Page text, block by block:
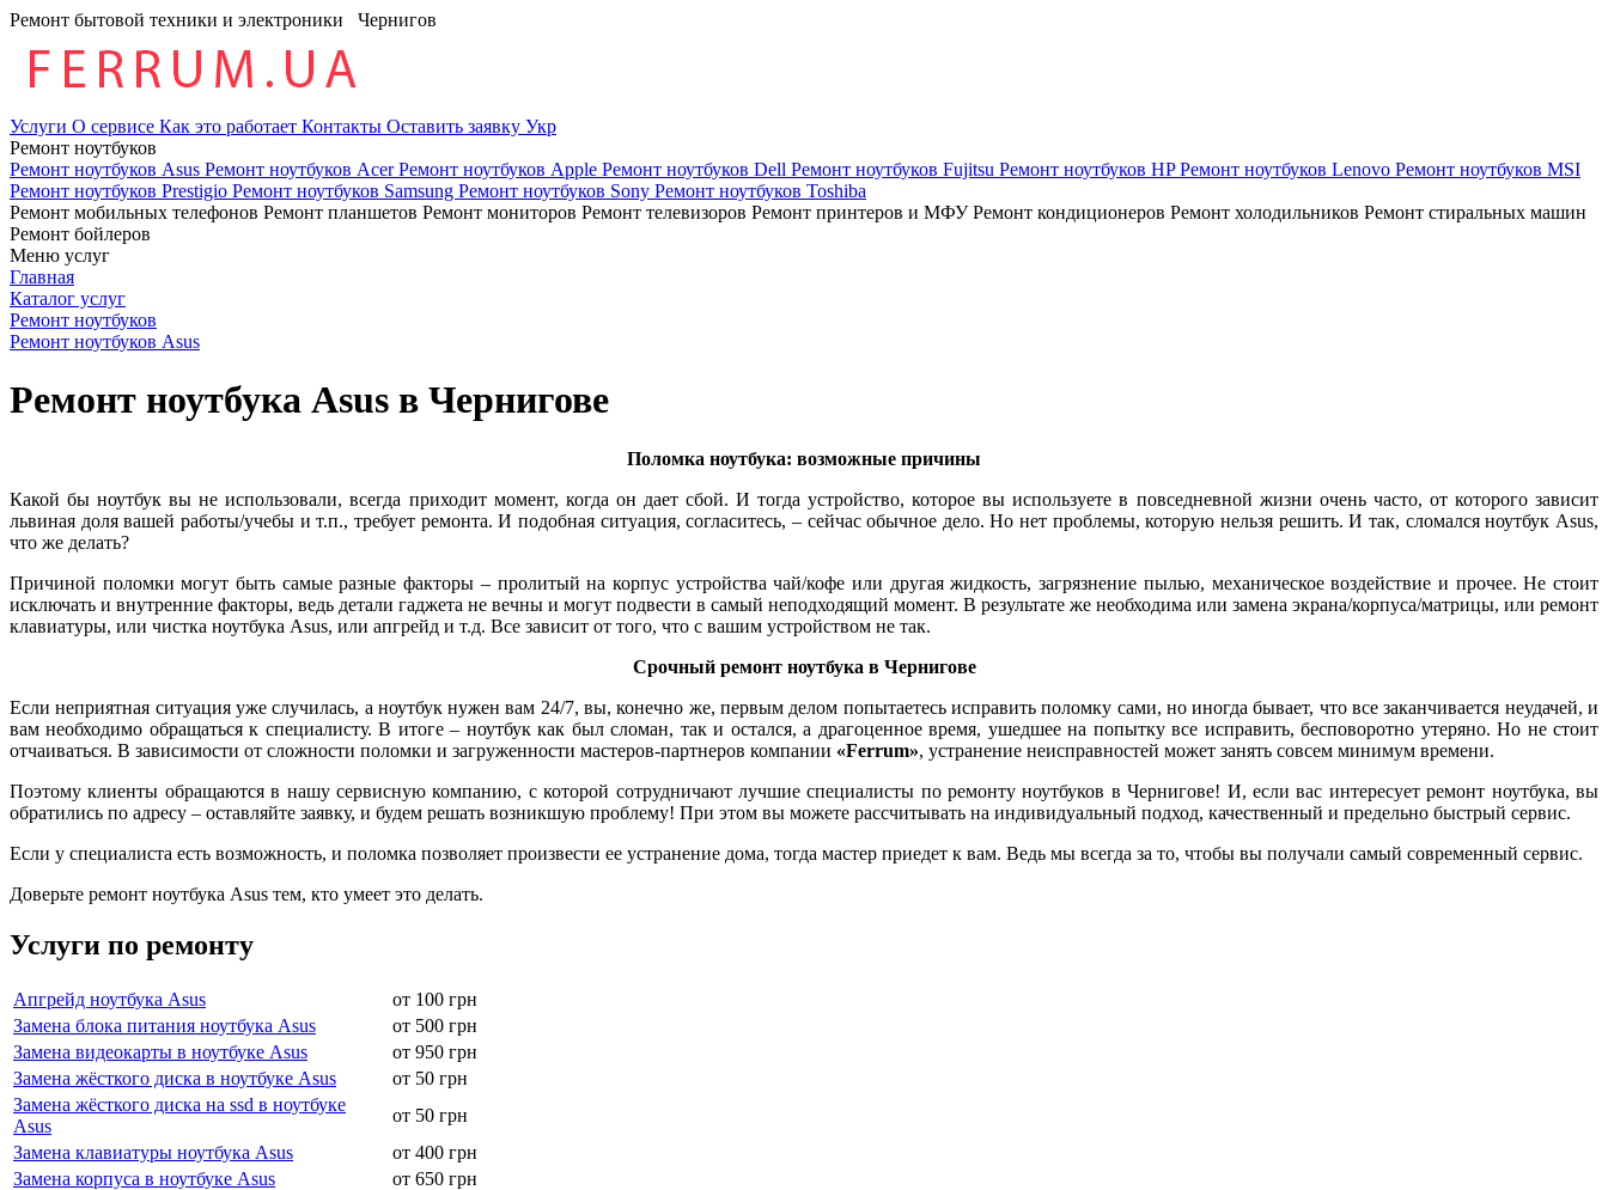
Ремонт бытовой техники и электроники Чернигов
Услуги О сервисе Как это работает Контакты Оставить заявку Укр
Ремонт ноутбуков
Ремонт ноутбуков Asus Ремонт ноутбуков AcerРемонт ноутбуков Apple Ремонт ноутбуков Dell Ремонт ноутбуков Fujitsu Ремонт ноутбуков HPРемонт ноутбуков Lenovo Ремонт ноутбуков MSI
Ремонт ноутбуков Prestigio Ремонт ноутбуков Samsung Ремонт ноутбуков Sony Ремонт ноутбуков Toshiba
Ремонт мобильных телефонов Ремонт планшетов Ремонт мониторов Ремонт телевизоров Ремонт принтеров и МФУРемонт кондиционеров Ремонт холодильников Ремонт стиральных машин
Ремонт бойлеров
Меню услуг
Главная
Каталог услуг
Ремонт ноутбуков
Ремонт ноутбуков Asus
Ремонт ноутбука Asus в Чернигове
Поломка ноутбука: возможные причины
Какой бы ноутбук вы не использовали, всегда приходит момент, когда он дает сбой. И тогда устройство, которое вы используете в повседневной жизни очень часто, от которого зависит
львиная доля вашей работы/учебы и т.п., требует ремонта. И подобная ситуация, согласитесь, – сейчас обычное дело. Но нет проблемы, которую нельзя решить. И так, сломался ноутбук Asus,
что же делать?
Причиной поломки могут быть самые разные факторы – пролитый на корпус устройства чай/кофе или другая жидкость, загрязнение пылью, механическое воздействие и прочее. Не стоит
исключать и внутренние факторы, ведь детали гаджета не вечны и могут подвести в самый неподходящий момент. В результате же необходима или замена экрана/корпуса/матрицы, или ремонт
клавиатуры, или чистка ноутбука Asus, или апгрейд и т.д. Все зависит от того, что с вашим устройством не так.
Срочный ремонт ноутбука в Чернигове
Если неприятная ситуация уже случилась, а ноутбук нужен вам 24/7, вы, конечно же, первым делом попытаетесь исправить поломку сами, но иногда бывает, что все заканчивается неудачей, и
вам необходимо обращаться к специалисту. В итоге – ноутбук как был сломан, так и остался, а драгоценное время, ушедшее на попытку все исправить, бесповоротно утеряно. Но не стоит
отчаиваться. В зависимости от сложности поломки и загруженности мастеров-партнеров компании «Ferrum», устранение неисправностей может занять совсем минимум времени.
Поэтому клиенты обращаются в нашу сервисную компанию, с которой сотрудничают лучшие специалисты по ремонту ноутбуков в Чернигове! И, если вас интересует ремонт ноутбука, вы
обратились по адресу – оставляйте заявку, и будем решать возникшую проблему! При этом вы можете рассчитывать на индивидуальный подход, качественный и предельно быстрый сервис.
Если у специалиста есть возможность, и поломка позволяет произвести ее устранение дома, тогда мастер приедет к вам. Ведь мы всегда за то, чтобы вы получали самый современный сервис.
Доверьте ремонт ноутбука Asus тем, кто умеет это делать.
Услуги по ремонту
Апгрейд ноутбука Asus
от 100 грн
Замена блока питания ноутбука Asus
от 500 грн
Замена видеокарты в ноутбуке Asus
от 950 грн
Замена жёсткого диска в ноутбуке Asus
от 50 грн
Замена жёсткого диска на ssd в ноутбуке
Asus
от 50 грн
Замена клавиатуры ноутбука Asus
от 400 грн
Замена корпуса в ноутбуке Asus
от 650 грн